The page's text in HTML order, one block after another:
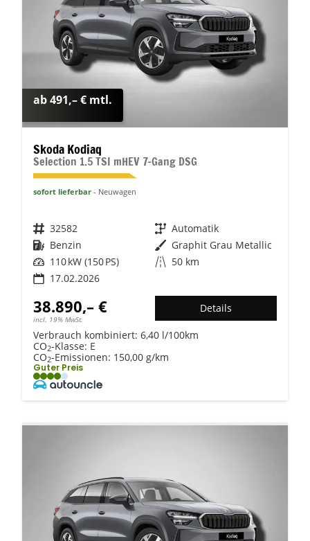
ab 491,– € mtl.
Skoda Kodiaq
Selection 1.5 TSI mHEV 7-Gang DSG
sofort lieferbar Neuwagen
Fahrzeugnr. 32582 Getriebe Automatik
Kraftstoff Benzin Außenfarbe Graphit Grau Metallic
Leistung 110 kW (150 PS) Kilometerstand 50 km
17.02.2026
38.890,– €
incl. 19% MwSt.
Details
Verbrauch kombiniert: 6,40 l/100km
CO2-Klasse: E
CO2-Emissionen: 150,00 g/km
Guter Preis